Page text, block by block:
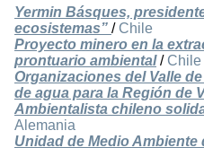
Yermin Básques,
ecosistemas” / Chile
Proyecto minero en la
prontuario ambiental/ Chile
Organizaciones del Valle
de agua para la Región de
Ambientalista chileno
Alemania
Unidad de Medio